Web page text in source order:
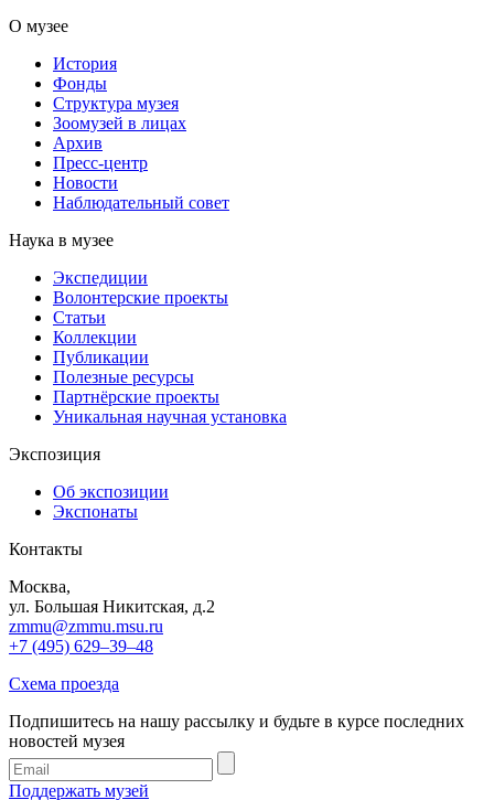
О музее
История
Фонды
Структура музея
Зоомузей в лицах
Архив
Пресс-центр
Новости
Наблюдательный совет
Наука в музее
Экспедиции
Волонтерские проекты
Статьи
Коллекции
Публикации
Полезные ресурсы
Партнёрские проекты
Уникальная научная установка
Экспозиция
Об экспозиции
Экспонаты
Контакты
Москва,
ул. Большая Никитская, д.2
zmmu@zmmu.msu.ru
+7 (495) 629–39–48
Схема проезда
Подпишитесь на нашу рассылку и будьте в курсе последних
новостей музея
Поддержать музей